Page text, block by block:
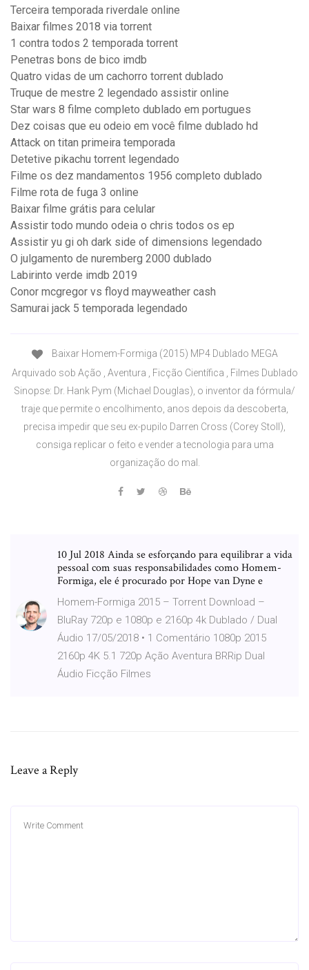
Terceira temporada riverdale online
Baixar filmes 2018 via torrent
1 contra todos 2 temporada torrent
Penetras bons de bico imdb
Quatro vidas de um cachorro torrent dublado
Truque de mestre 2 legendado assistir online
Star wars 8 filme completo dublado em portugues
Dez coisas que eu odeio em você filme dublado hd
Attack on titan primeira temporada
Detetive pikachu torrent legendado
Filme os dez mandamentos 1956 completo dublado
Filme rota de fuga 3 online
Baixar filme grátis para celular
Assistir todo mundo odeia o chris todos os ep
Assistir yu gi oh dark side of dimensions legendado
O julgamento de nuremberg 2000 dublado
Labirinto verde imdb 2019
Conor mcgregor vs floyd mayweather cash
Samurai jack 5 temporada legendado
Baixar Homem-Formiga (2015) MP4 Dublado MEGA
Arquivado sob Ação , Aventura , Ficção Científica , Filmes Dublado
Sinopse: Dr. Hank Pym (Michael Douglas), o inventor da fórmula/
traje que permite o encolhimento, anos depois da descoberta,
precisa impedir que seu ex-pupilo Darren Cross (Corey Stoll),
consiga replicar o feito e vender a tecnologia para uma
organização do mal.
10 Jul 2018 Ainda se esforçando para equilibrar a vida
pessoal com suas responsabilidades como Homem-
Formiga, ele é procurado por Hope van Dyne e
Homem-Formiga 2015 – Torrent Download –
BluRay 720p e 1080p e 2160p 4k Dublado / Dual
Áudio 17/05/2018 • 1 Comentário 1080p 2015
2160p 4K 5.1 720p Ação Aventura BRRip Dual
Áudio Ficção Filmes
Leave a Reply